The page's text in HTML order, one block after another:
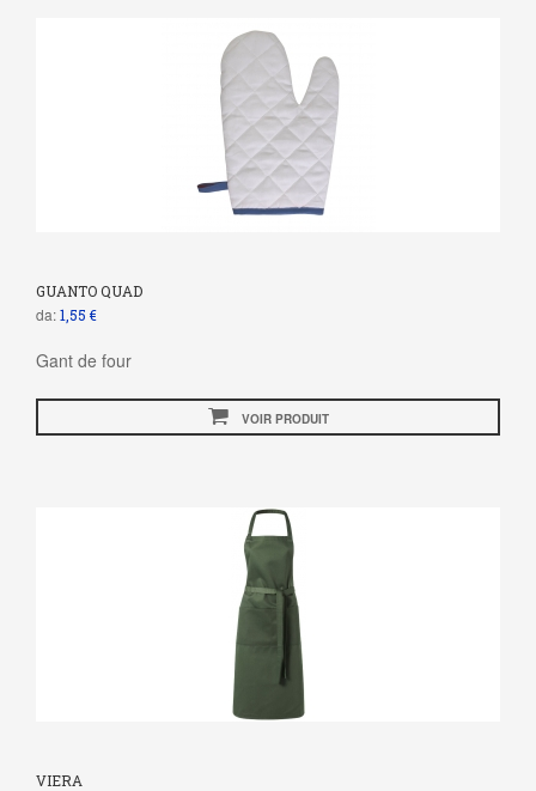
GUANTO QUAD
da:1,55 €
Gant de four
VOIR PRODUIT
VIERA